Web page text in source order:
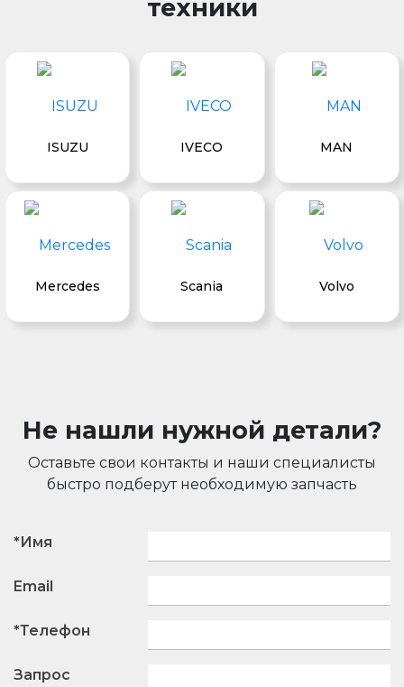
техники
ISUZU IVECO MAN
Mercedes Scania Volvo
Не нашли нужной детали?
Оставьте свои контакты и наши специалисты
быстро подберут необходимую запчасть
*Имя
Email
*Телефон
Запрос